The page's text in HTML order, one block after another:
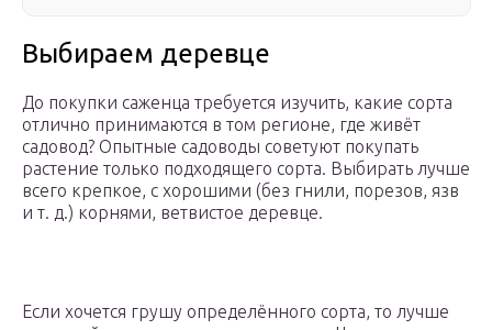
Выбираем деревце
До покупки саженца требуется изучить, какие сорта
отлично принимаются в том регионе, где живёт
садовод? Опытные садоводы советуют покупать
растение только подходящего сорта. Выбирать лучше
всего крепкое, с хорошими (без гнили, порезов, язв
и т. д.) корнями, ветвистое деревце.
Если хочется грушу определённого сорта, то лучше